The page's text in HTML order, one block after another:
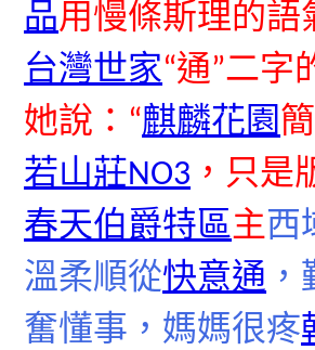
品用慢條斯理的語
台灣世家“通”二字
她說：“麒麟花園
若山莊NO3 ，只是
春天伯爵特區主西
溫柔順從快意通 ，
奮懂事，媽媽很疼